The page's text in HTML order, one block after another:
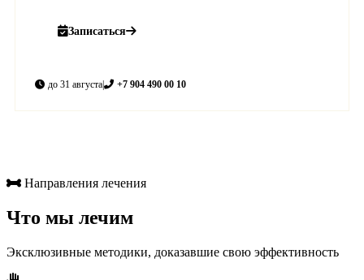
Записаться
до 31 августа +7 904 490 00 10
Направления лечения
Что мы лечим
Эксклюзивные методики, доказавшие свою эффективность